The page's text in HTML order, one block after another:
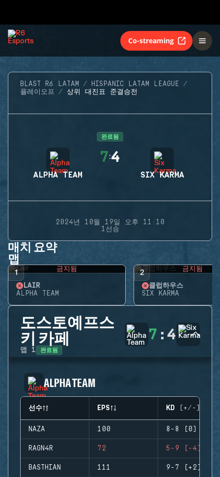
Co-streaming
BLAST R6 LATAM
HISPANIC LATAM LEAGUE
플레이오프
상위 대진표 준결승전
완료됨
ALPHA TEAM
7:4
SIX KARMA
2024년 10월 19일 오후 11:10
1선승
매치 요약
맵
1 금지됨
LAIR
ALPHA TEAM
2 금지됨
클럽하우스
SIX KARMA
도스토예프스
키 카페
맵 1 완료됨
7 : 4
ALPHA TEAM
선수 EPS KD (+/-)
NAZA 100 8-8 (0)
RAGN4R 72 5-9 (-4)
BASTHIAN 111 9-7 (+2)